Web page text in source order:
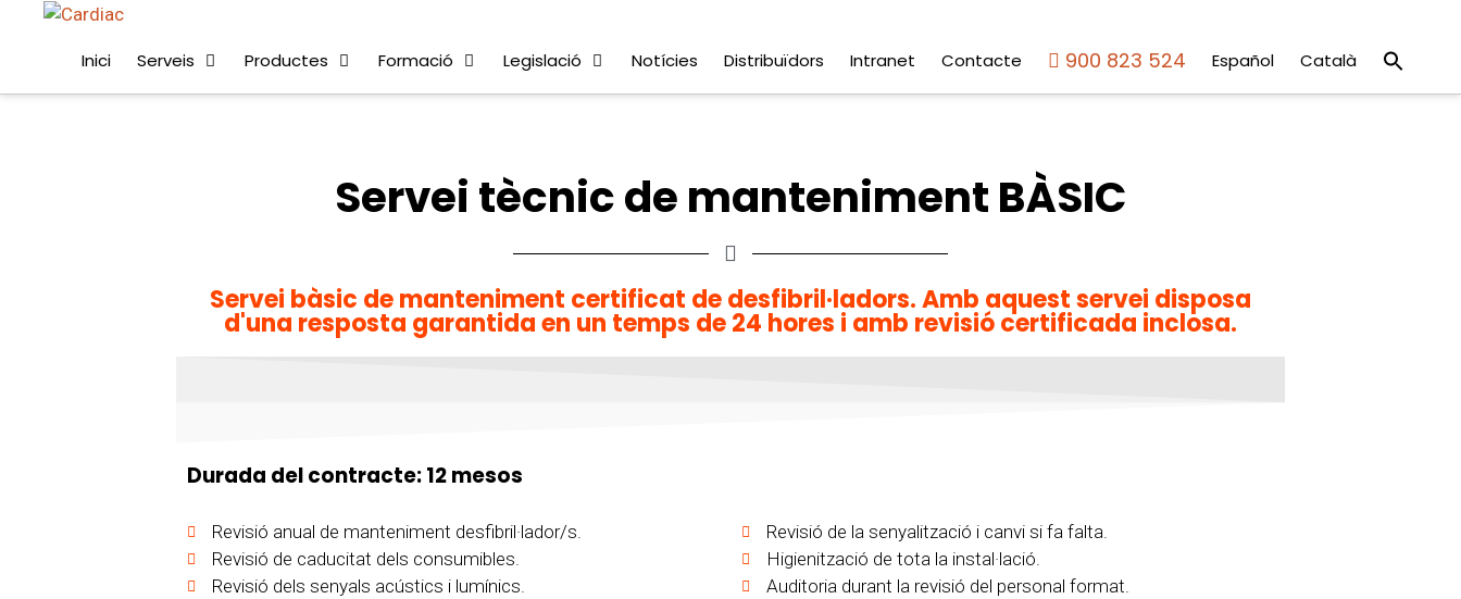
Inici Serveis Productes Formació Legislació Notícies Distribuïdors Intranet Contacte 900 823 524 Español Català
Servei tècnic de manteniment BÀSIC
Servei bàsic de manteniment certificat de desfibril·ladors. Amb aquest servei disposa
d'una resposta garantida en un temps de 24 hores i amb revisió certificada inclosa.
Durada del contracte: 12 mesos
Revisió anual de manteniment desfibril·lador/s.
Revisió de caducitat dels consumibles.
Revisió dels senyals acústics i lumínics.
Revisió de la senyalització i canvi si fa falta.
Higienització de tota la instal·lació.
Auditoria durant la revisió del personal format.